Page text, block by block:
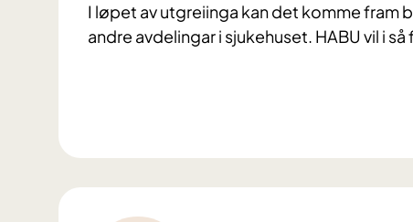
I løpet av utgreiinga kan det komme fram
andre avdelingar i sjukehuset. HABU vil i